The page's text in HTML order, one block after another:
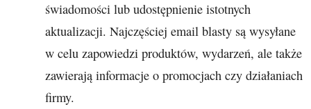
świadomości lub udostępnienie istotnych
aktualizacji. Najczęściej email blasty są wysyłane
w celu zapowiedzi produktów, wydarzeń, ale także
zawierają informacje o promocjach czy działaniach
firmy.